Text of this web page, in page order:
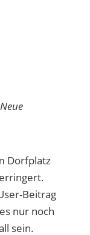
Dorfplatz
Beitrag
nur noch
sein.